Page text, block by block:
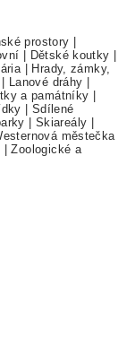
prostory
Dětské koutky
|
Hrady, zámky,
Lanové dráhy
a památníky
Sdílené
Skiareály
městečka
|Zoologické a